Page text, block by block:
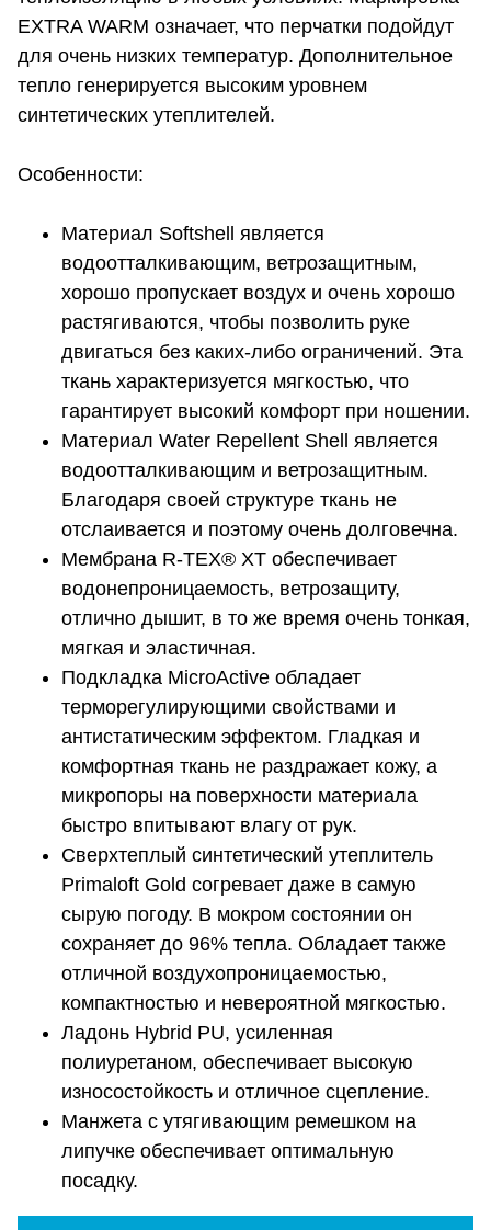
EXTRA WARM означает, что перчатки подойдут
для очень низких температур. Дополнительное
тепло генерируется высоким уровнем
синтетических утеплителей.
Особенности:
Материал Softshell является
водоотталкивающим, ветрозащитным,
хорошо пропускает воздух и очень хорошо
растягиваются, чтобы позволить руке
двигаться без каких-либо ограничений. Эта
ткань характеризуется мягкостью, что
гарантирует высокий комфорт при ношении.
Материал Water Repellent Shell является
водоотталкивающим и ветрозащитным.
Благодаря своей структуре ткань не
отслаивается и поэтому очень долговечна.
Мембрана R-TEX® XT обеспечивает
водонепроницаемость, ветрозащиту,
отлично дышит, в то же время очень тонкая,
мягкая и эластичная.
Подкладка MicroActive обладает
терморегулирующими свойствами и
антистатическим эффектом. Гладкая и
комфортная ткань не раздражает кожу, а
микропоры на поверхности материала
быстро впитывают влагу от рук.
Сверхтеплый синтетический утеплитель
Primaloft Gold согревает даже в самую
сырую погоду. В мокром состоянии он
сохраняет до 96% тепла. Обладает также
отличной воздухопроницаемостью,
компактностью и невероятной мягкостью.
Ладонь Hybrid PU, усиленная
полиуретаном, обеспечивает высокую
износостойкость и отличное сцепление.
Манжета с утягивающим ремешком на
липучке обеспечивает оптимальную
посадку.